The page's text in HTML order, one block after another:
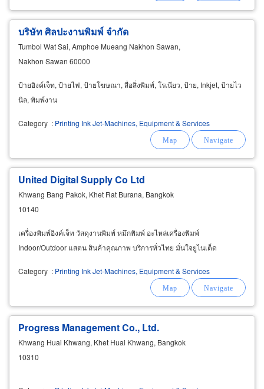
บริษัท ศิลปะงานพิมพ์ จำกัด
Tumbol Wat Sai, Amphoe Mueang Nakhon Sawan,
Nakhon Sawan 60000
ป้ายอิงค์เจ็ท, ป้ายไฟ, ป้ายโฆษณา, สื่อสิ่งพิมพ์, โรเนียว, ป้าย, Inkjet, ป้ายไว
นิล, พิมพ์งาน
Category : Printing Ink Jet-Machines, Equipment & Services
United Digital Supply Co Ltd
Khwang Bang Pakok, Khet Rat Burana, Bangkok
10140
เครื่องพิมพ์อิงค์เจ็ท วัสดุงานพิมพ์ หมึกพิมพ์ อะไหล่เครื่องพิมพ์
Indoor/Outdoor แสตน สินค้าคุณภาพ บริการทั่วไทย มั่นใจยูไนเต็ด
Category : Printing Ink Jet-Machines, Equipment & Services
Progress Management Co., Ltd.
Khwang Huai Khwang, Khet Huai Khwang, Bangkok
10310